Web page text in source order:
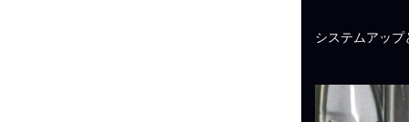
システムアッ